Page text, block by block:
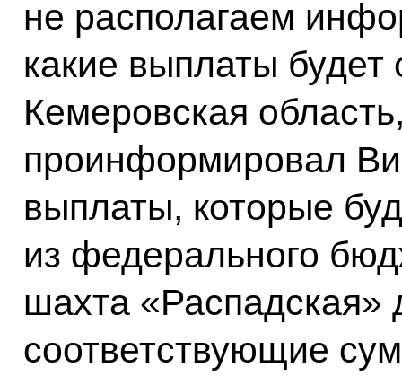
не располагаем
какие выплаты будет
Кемеровская
проинформировал
выплаты, которые
из федерального
шахта «Распадская»
соответствующие